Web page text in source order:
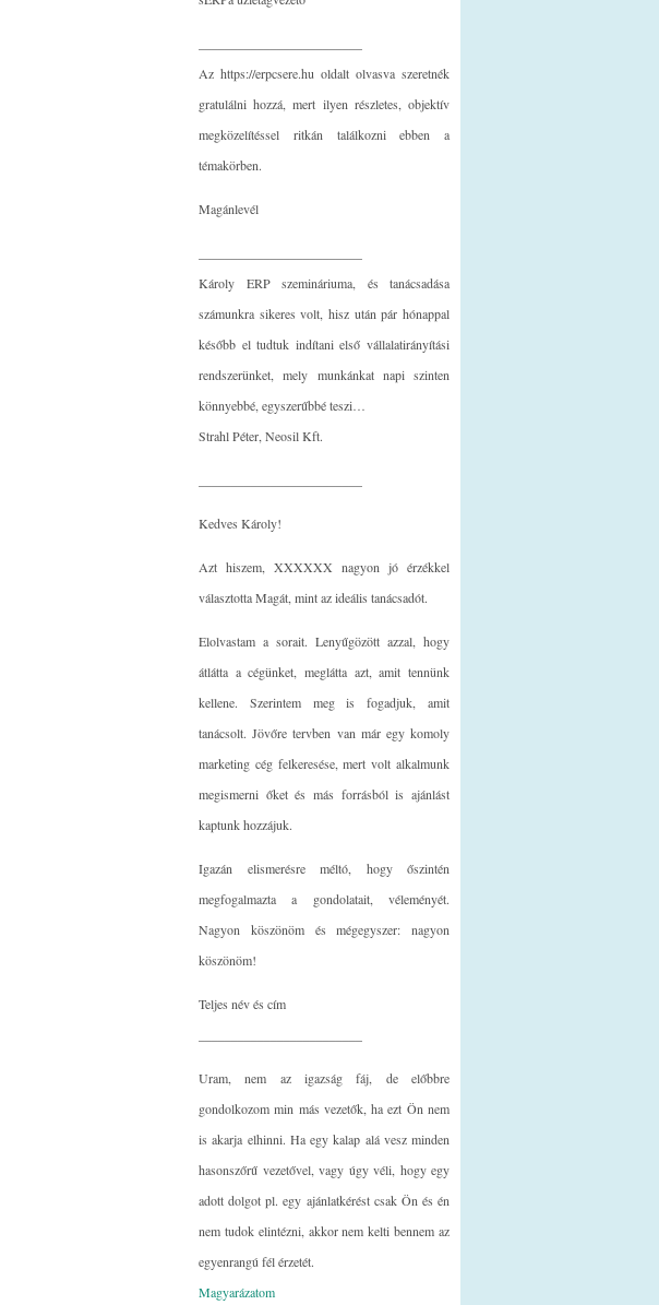
Az https://erpcsere.hu oldalt olvasva szeretnék
gratulálni hozzá, mert ilyen részletes, objektív
megközelítéssel ritkán találkozni ebben a
témakörben.
Magánlevél
Károly ERP szemináriuma, és tanácsadása
számunkra sikeres volt, hisz után pár hónappal
később el tudtuk indítani első vállalatirányítási
rendszerünket, mely munkánkat napi szinten
könnyebbé, egyszerűbbé teszi…
Strahl Péter, Neosil Kft.
Kedves Károly!
Azt hiszem, XXXXXX nagyon jó érzékkel
választotta Magát, mint az ideális tanácsadót.
Elolvastam a sorait. Lenyűgözött azzal, hogy
átlátta a cégünket, meglátta azt, amit tennünk
kellene. Szerintem meg is fogadjuk, amit
tanácsolt. Jövőre tervben van már egy komoly
marketing cég felkeresése, mert volt alkalmunk
megismerni őket és más forrásból is ajánlást
kaptunk hozzájuk.
Igazán elismerésre méltó, hogy őszintén
megfogalmazta a gondolatait, véleményét.
Nagyon köszönöm és mégegyszer: nagyon
köszönöm!
Teljes név és cím
Uram, nem az igazság fáj, de előbbre
gondolkozom min más vezetők, ha ezt Ön nem
is akarja elhinni. Ha egy kalap alá vesz minden
hasonszőrű vezetővel, vagy úgy véli, hogy egy
adott dolgot pl. egy ajánlatkérést csak Ön és én
nem tudok elintézni, akkor nem kelti bennem az
egyenrangú fél érzetét.
Magyarázatom